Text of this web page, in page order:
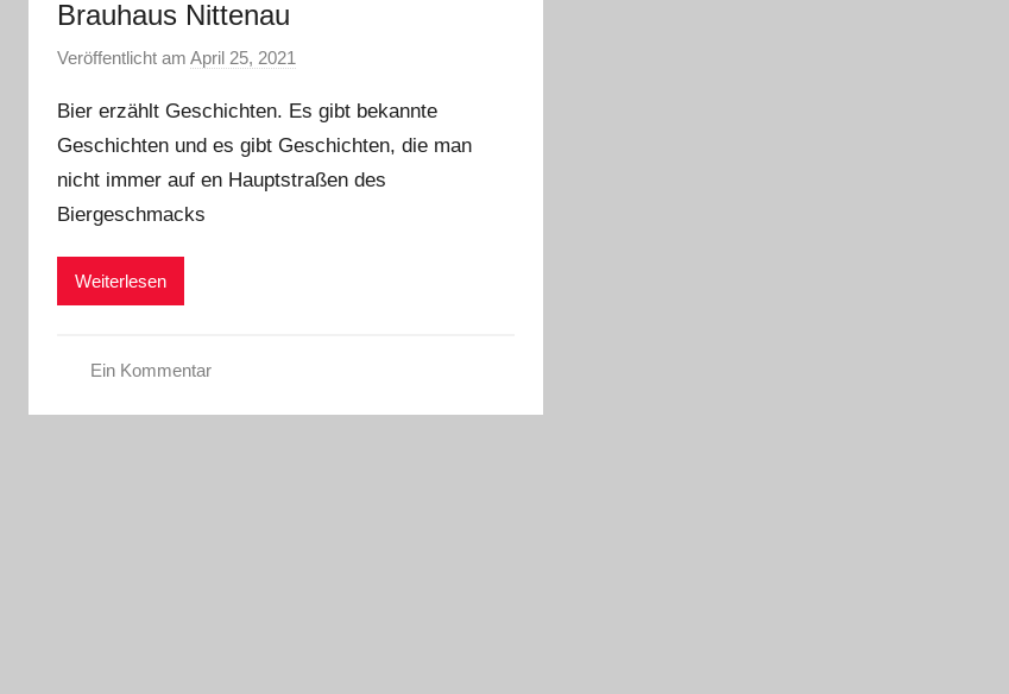
Brauhaus Nittenau
Veröffentlicht am April 25, 2021
n
b
i
Bier erzählt Geschichten. Es gibt bekannte
Geschichten und es gibt Geschichten, die man
nicht immer auf en Hauptstraßen des
Biergeschmacks
Weiterlesen
Ein Kommentar